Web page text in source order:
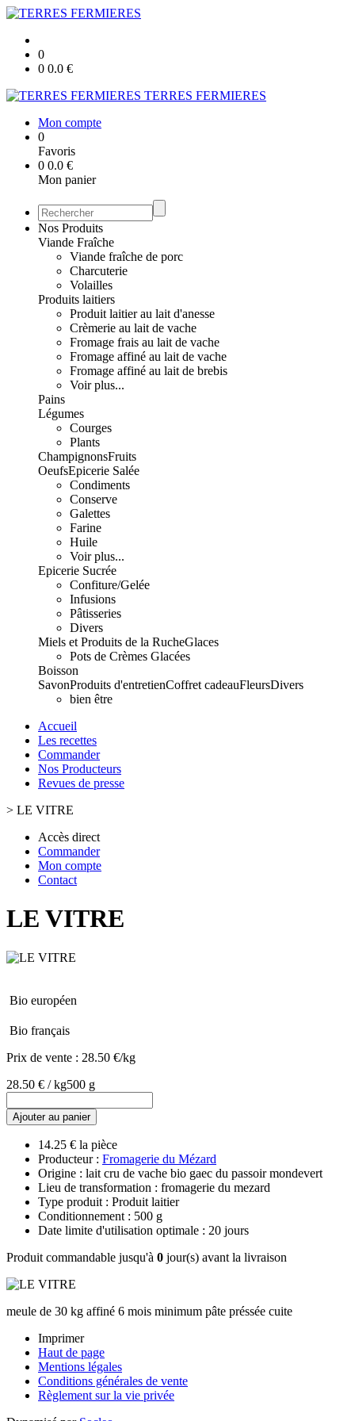
0
0 0.0 €
TERRES FERMIERES
Mon compte
0
Favoris
0 0.0 €
Mon panier
Nos Produits
Viande Fraîche
Viande fraîche de porc
Charcuterie
Volailles
Produits laitiers
Produit laitier au lait d'anesse
Crèmerie au lait de vache
Fromage frais au lait de vache
Fromage affiné au lait de vache
Fromage affiné au lait de brebis
Voir plus...
Pains
Légumes
Courges
Plants
ChampignonsFruits
OeufsEpicerie Salée
Condiments
Conserve
Galettes
Farine
Huile
Voir plus...
Epicerie Sucrée
Confiture/Gelée
Infusions
Pâtisseries
Divers
Miels et Produits de la RucheGlaces
Pots de Crèmes Glacées
Boisson
SavonProduits d'entretienCoffret cadeauFleursDivers
bien être
Accueil
Les recettes
Commander
Nos Producteurs
Revues de presse
> LE VITRE
Accès direct
Commander
Mon compte
Contact
LE VITRE
Bio européen
Bio français
Prix de vente : 28.50 €/kg
28.50 € / kg500 g
Ajouter au panier
14.25 € la pièce
Producteur : Fromagerie du Mézard
Origine : lait cru de vache bio gaec du passoir mondevert
Lieu de transformation : fromagerie du mezard
Type produit : Produit laitier
Conditionnement : 500 g
Date limite d'utilisation optimale : 20 jours
Produit commandable jusqu'à 0 jour(s) avant la livraison
meule de 30 kg affiné 6 mois minimum pâte préssée cuite
Imprimer
Haut de page
Mentions légales
Conditions générales de vente
Règlement sur la vie privée